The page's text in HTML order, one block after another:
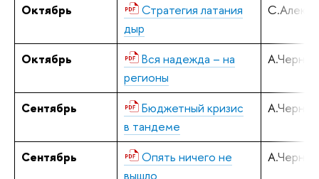
Октябрь
Стратегия латания
дыр
Октябрь
Вся надежда – на
регионы
Сентябрь
Бюджетный кризис
в тандеме
Сентябрь
Опять ничего не
вышло